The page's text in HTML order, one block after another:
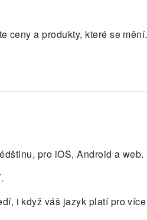
ceny a produkty, které se mění.
pro iOS, Android a web.
i když váš jazyk platí pro více